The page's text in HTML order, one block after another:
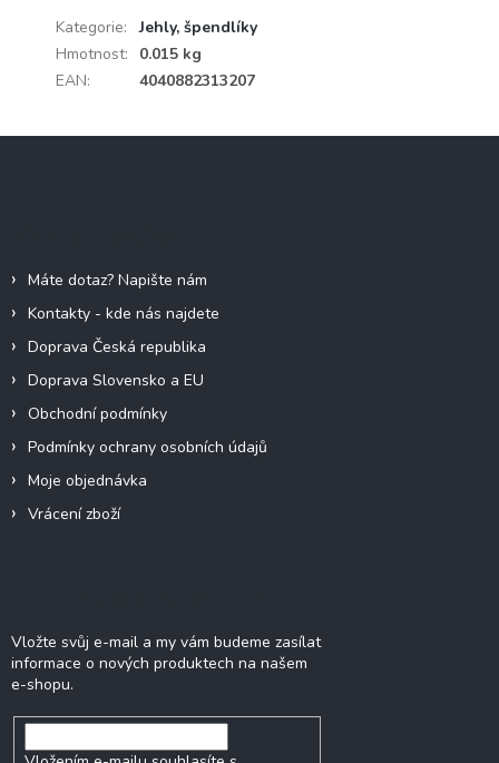
Kategorie:
Jehly, špendlíky
Hmotnost:
0.015 kg
EAN: 4040882313207
Máte dotaz? Napište nám
Kontakty - kde nás najdete
Doprava Česká republika
Doprava Slovensko a EU
Obchodní podmínky
Podmínky ochrany osobních údajů
Moje objednávka
Vrácení zboží
Vložte svůj e-mail a my vám budeme zasílat
informace o nových produktech na našem
e-shopu.